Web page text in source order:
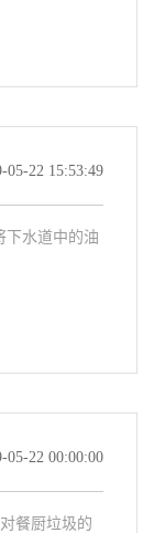
05-22 15:53:49
下水道中的油
05-22 00:00:00
餐厨垃圾的